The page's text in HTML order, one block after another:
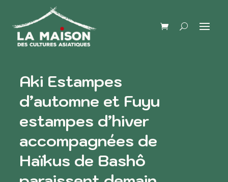
Aki Estampes
d’automne et Fuyu
estampes d’hiver
accompagnées de
Haïkus de Bashô